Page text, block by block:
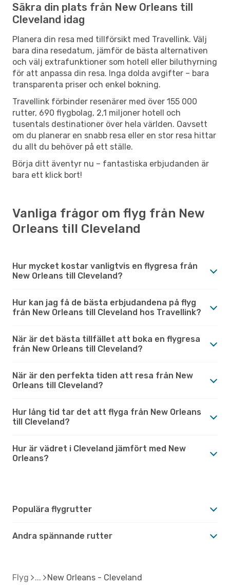
Säkra din plats från New Orleans till
Cleveland idag
Planera din resa med tillförsikt med Travellink. Välj
bara dina resedatum, jämför de bästa alternativen
och välj extrafunktioner som hotell eller biluthyrning
för att anpassa din resa. Inga dolda avgifter – bara
transparenta priser och enkel bokning.
Travellink förbinder resenärer med över 155 000
rutter, 690 flygbolag, 2,1 miljoner hotell och
tusentals destinationer över hela världen. Oavsett
om du planerar en snabb resa eller en stor resa hittar
du allt du behöver på ett ställe.
Börja ditt äventyr nu – fantastiska erbjudanden är
bara ett klick bort!
Vanliga frågor om flyg från New
Orleans till Cleveland
Hur mycket kostar vanligtvis en flygresa från
New Orleans till Cleveland?
Hur kan jag få de bästa erbjudandena på flyg
från New Orleans till Cleveland hos Travellink?
När är det bästa tillfället att boka en flygresa
från New Orleans till Cleveland?
När är den perfekta tiden att resa från New
Orleans till Cleveland?
Hur lång tid tar det att flyga från New Orleans
till Cleveland?
Hur är vädret i Cleveland jämfört med New
Orleans?
Populära flygrutter
Andra spännande rutter
Flyg New Orleans - Cleveland